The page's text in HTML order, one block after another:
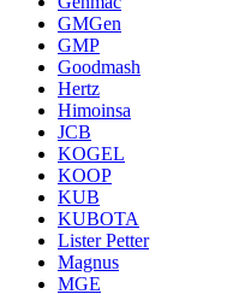
GMGen
GMP
Goodmash
Hertz
Himoinsa
JCB
KOGEL
KOOP
KUB
KUBOTA
Lister Petter
Magnus
MGE